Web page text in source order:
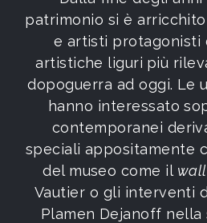
patrimonio si è
e artisti protagonisti
artistiche liguri più
dopoguerra ad oggi. Le
hanno interessato
contemporanei
speciali appositamente
del museo come il
Vautier o gli interventi
Plamen Dejanoff nella